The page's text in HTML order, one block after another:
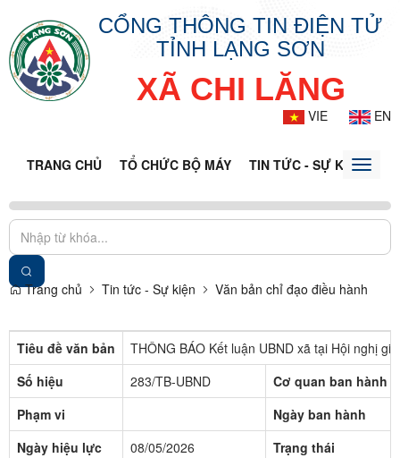
CỔNG THÔNG TIN ĐIỆN TỬ
TỈNH LẠNG SƠN
XÃ CHI LĂNG
VIE EN
TRANG CHỦ TỔ CHỨC BỘ MÁY TIN TỨC - SỰ KIỆNToggle
Trang chủ Tin tức - Sự kiện Văn bản chỉ đạo điều hành
Tiêu đề văn bản
THÔNG BÁO Kết luận UBND xã tại Hội nghị
Số hiệu
283/TB-UBND
Cơ quan ban hành
Phạm vi
Ngày ban hành
Ngày hiệu lực
08/05/2026
Trạng thái